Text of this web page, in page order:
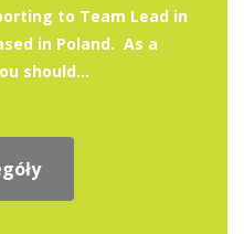
to Team Lead in
in Poland. As a
should...